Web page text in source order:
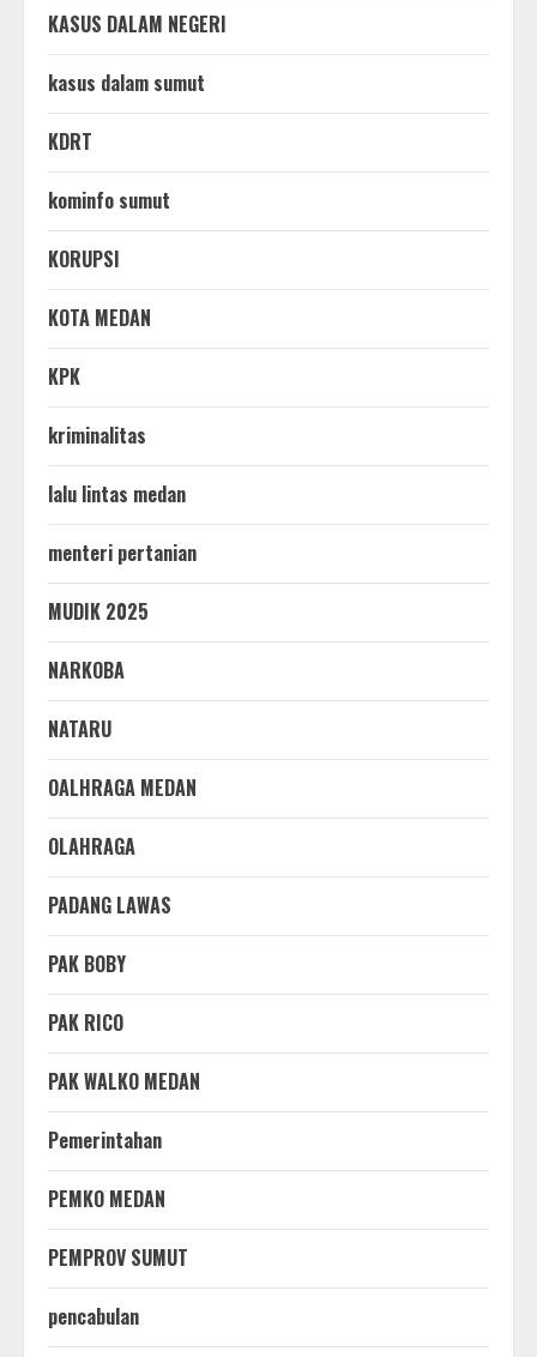
KASUS DALAM NEGERI
kasus dalam sumut
KDRT
kominfo sumut
KORUPSI
KOTA MEDAN
KPK
kriminalitas
lalu lintas medan
menteri pertanian
MUDIK 2025
NARKOBA
NATARU
OALHRAGA MEDAN
OLAHRAGA
PADANG LAWAS
PAK BOBY
PAK RICO
PAK WALKO MEDAN
Pemerintahan
PEMKO MEDAN
PEMPROV SUMUT
pencabulan